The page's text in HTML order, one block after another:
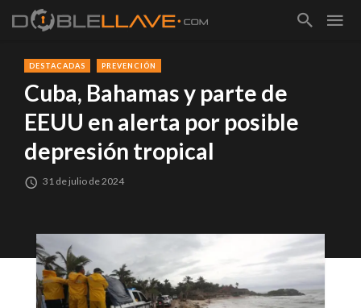
DESTACADAS PREVENCIÓN
Cuba, Bahamas y parte de
EEUU en alerta por posible
depresión tropical
31 de julio de 2024